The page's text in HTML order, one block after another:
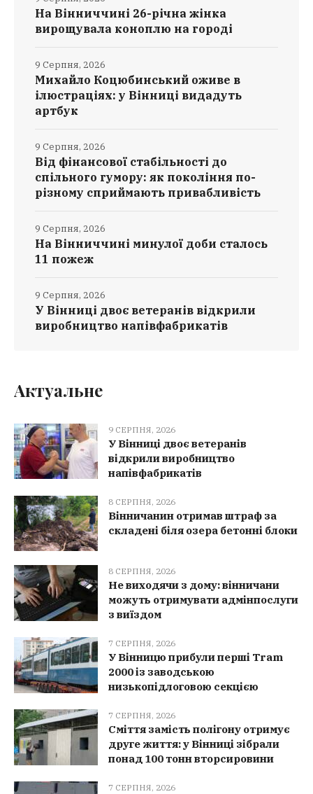
На Вінниччині 26-річна жінка
вирощувала коноплю на городі
Михайло Коцюбинський оживе в
ілюстраціях: у Вінниці видадуть
артбук
9 Серпня, 2026
Від фінансової стабільності до
спільного гумору: як покоління по-
різному сприймають привабливість
9 Серпня, 2026
На Вінниччині минулої доби сталось
11 пожеж
9 Серпня, 2026
У Вінниці двоє ветеранів відкрили
виробництво напівфабрикатів
9 Серпня, 2026
Актуальне
9 СЕРПНЯ, 2026
У Вінниці двоє ветеранів
відкрили виробництво
напівфабрикатів
8 СЕРПНЯ, 2026
Вінничанин отримав штраф за
складені біля озера бетонні блоки
8 СЕРПНЯ, 2026
Не виходячи з дому: вінничани
можуть отримувати адмінпослуги
з виїздом
7 СЕРПНЯ, 2026
У Вінницю прибули перші Tram
2000 із заводською
низькопідлоговою секцією
7 СЕРПНЯ, 2026
Сміття замість полігону отримує
друге життя: у Вінниці зібрали
понад 100 тонн вторсировини
7 СЕРПНЯ, 2026